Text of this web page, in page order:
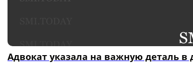
Адвокат указала на важную деталь